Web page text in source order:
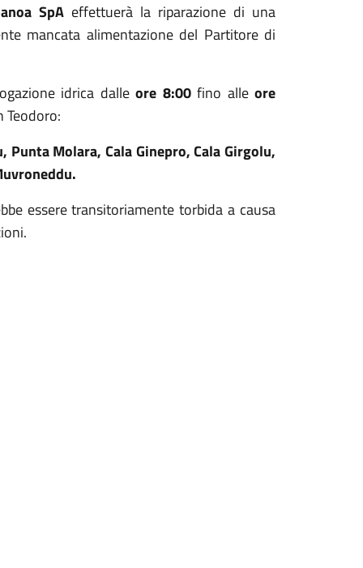
SpA effettuerà la riparazione di una
mancata alimentazione del Partitore di
idrica dalleore 8:00fino alleore
Teodoro:
Punta Molara, Cala Ginepro, Cala Girgolu,
essere transitoriamente torbida a causa